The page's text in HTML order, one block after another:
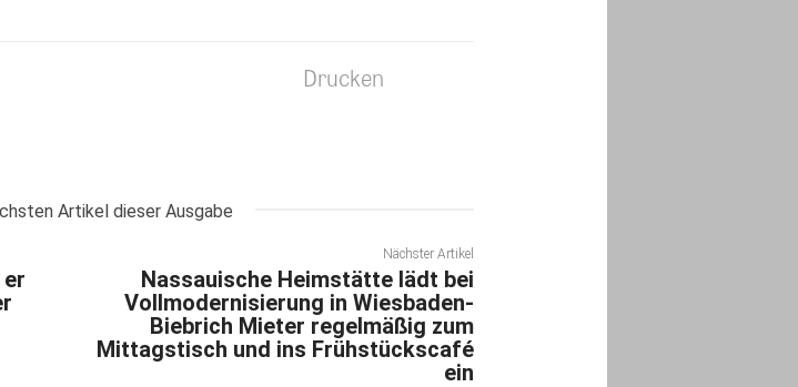
Drucken
Artikel dieser Ausgabe
er
Nächster Artikel
Nassauische Heimstätte lädt bei
Vollmodernisierung in Wiesbaden-
Biebrich Mieter regelmäßig zum
Mittagstisch und ins Frühstückscafé
ein